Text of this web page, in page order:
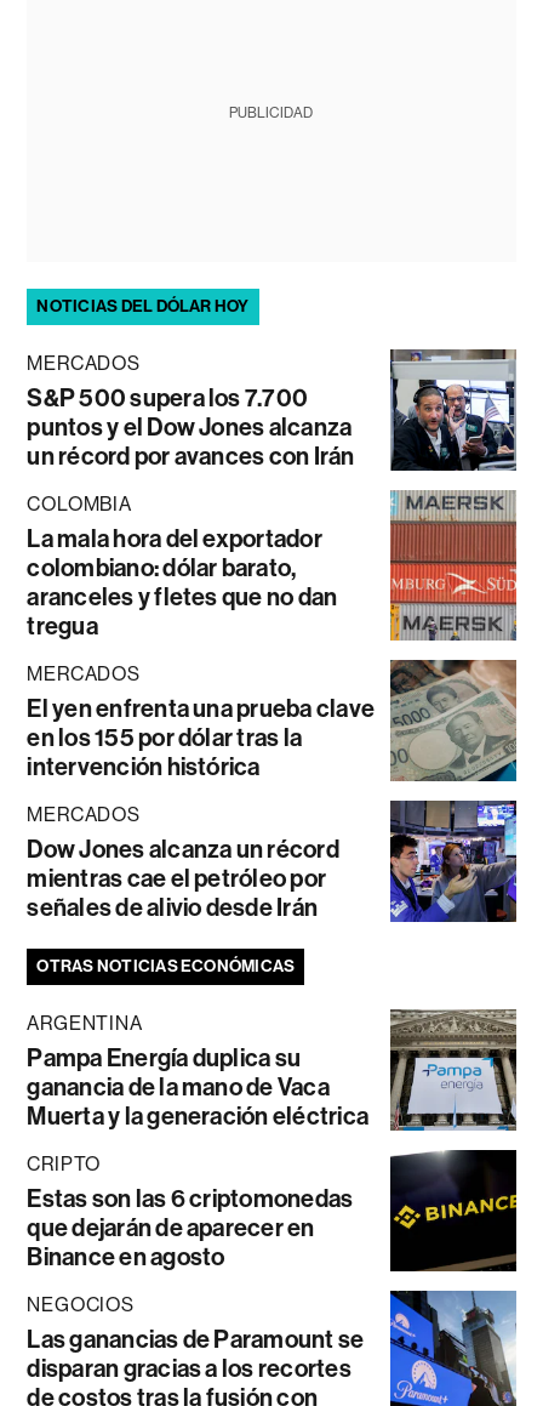
PUBLICIDAD
NOTICIAS DEL DÓLAR HOY
MERCADOS
S&P 500 supera los 7.700
puntos y el Dow Jones alcanza
un récord por avances con Irán
COLOMBIA
La mala hora del exportador
colombiano: dólar barato,
aranceles y fletes que no dan
tregua
MERCADOS
El yen enfrenta una prueba clave
en los 155 por dólar tras la
intervención histórica
MERCADOS
Dow Jones alcanza un récord
mientras cae el petróleo por
señales de alivio desde Irán
OTRAS NOTICIAS ECONÓMICAS
ARGENTINA
Pampa Energía duplica su
ganancia de la mano de Vaca
Muerta y la generación eléctrica
CRIPTO
Estas son las 6 criptomonedas
que dejarán de aparecer en
Binance en agosto
NEGOCIOS
Las ganancias de Paramount se
disparan gracias a los recortes
de costos tras la fusión con